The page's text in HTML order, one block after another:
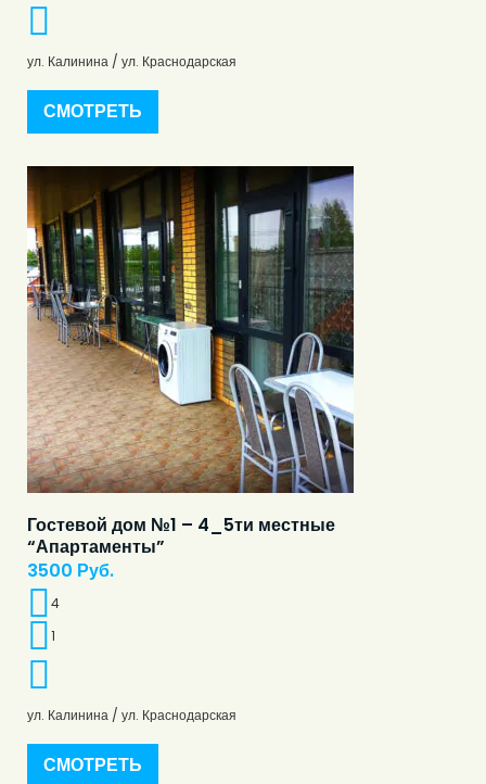
ул. Калинина / ул. Краснодарская
СМОТРЕТЬ
Гостевой дом №1 – 4_5ти местные
“Апартаменты”
3500 Руб.
4
1
ул. Калинина / ул. Краснодарская
СМОТРЕТЬ